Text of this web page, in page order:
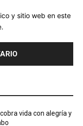
y sitio web en este
vida con alegría y